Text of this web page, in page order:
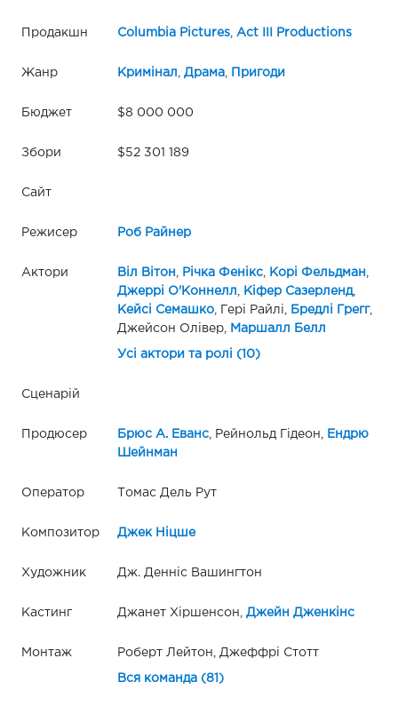
Продакшн Columbia Pictures, Act III Productions
Жанр Кримінал , Драма, Пригоди
Бюджет $8 000 000
Збори $52 301 189
Сайт
Режисер Роб Райнер
Актори Віл Вітон , Річка Фенікс, Корі Фельдман ,
Джеррі О'Коннелл , Кіфер Сазерленд,
Кейсі Семашко, Гері Райлі, Бредлі Грегг,
Джейсон Олівер, Маршалл Белл
Усі актори та ролі (10)
Сценарій
Продюсер Брюс А. Еванс, Рейнольд Гідеон, Ендрю
Шейнман
Оператор Томас Дель Рут
Композитор Джек Ніцше
Художник Дж. Денніс Вашингтон
Кастинг Джанет Хіршенсон, Джейн Дженкінс
Монтаж Роберт Лейтон, Джеффрі Стотт
Вся команда (81)